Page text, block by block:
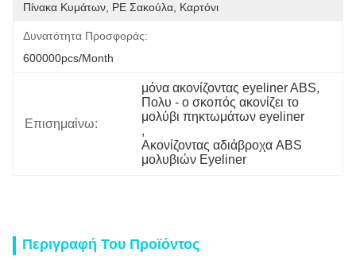
Πίνακα Κυμάτων, PE Σακούλα, Καρτόνι
Δυνατότητα Προσφοράς:
600000pcs/month
Επισημαίνω:
μόνα ακονίζοντας eyeliner ABS,
Πολυ - ο σκοπός ακονίζει το
μολύβι πηκτωμάτων eyeliner
,
Ακονίζοντας αδιάβροχα ABS
μολυβιών Eyeliner
Περιγραφή Του Προϊόντος